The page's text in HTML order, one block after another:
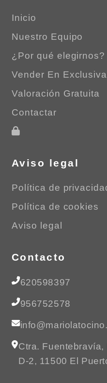
Inicio
Nuestro Equipo
¿Por qué elegirnos?
Vender En Exclusiva
Valoración Gratuita
Contactar
Aviso legal
Política de
Política de cookies
Aviso legal
Contacto
620598397
956752578
Ctra. Fuentebravía,
D-2, 11500 El